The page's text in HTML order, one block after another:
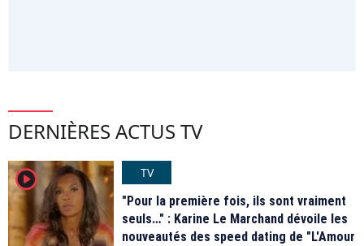
DERNIÈRES ACTUS TV
player2
TV
"Pour la première fois, ils sont vraiment
seuls…" : Karine Le Marchand dévoile les
nouveautés des speed dating de "L'Amour